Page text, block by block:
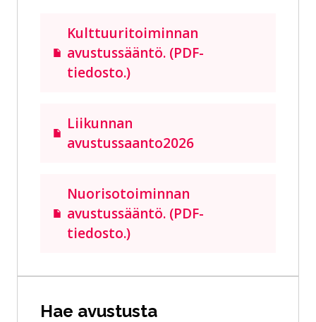
Kulttuuritoiminnan
avustussääntö. (PDF-
tiedosto.)
Liikunnan
avustussaanto2026
Nuorisotoiminnan
avustussääntö. (PDF-
tiedosto.)
Hae avustusta